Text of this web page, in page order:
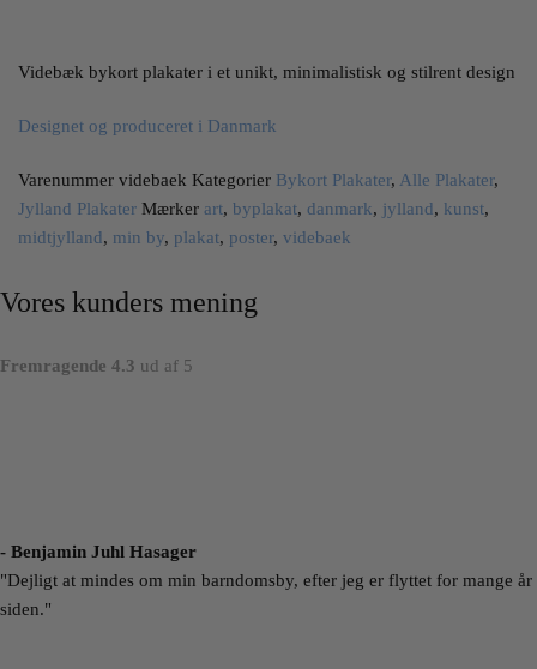
Videbæk bykort plakater i et unikt, minimalistisk og stilrent design
Designet og produceret i Danmark
Varenummer videbaek Kategorier Bykort Plakater, Alle Plakater,
Jylland Plakater Mærker art, byplakat, danmark, jylland, kunst,
midtjylland, min by, plakat, poster, videbaek
Vores kunders mening
Fremragende 4.3 ud af 5
- Benjamin Juhl Hasager
"Dejligt at mindes om min barndomsby, efter jeg er flyttet for mange år
siden."